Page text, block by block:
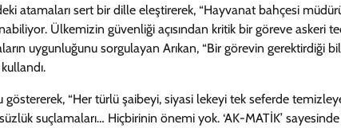
atamaları sert bir dille eleştirerek, “Hayvanat bahçesi
Ülkemizin güvenliği açısından kritik bir göreve askeri
uygunluğunu sorgulayan Arıkan, “Bir görevin gerektirdiği
“Her türlü şaibeyi, siyasi lekeyi tek seferde
suçlamaları… Hiçbirinin önemi yok. ‘AK-MATİK’